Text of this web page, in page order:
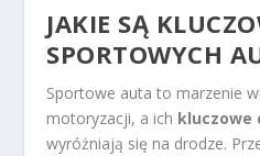
JAKIE SĄ
SPORTOWYCH
Sportowe auta to marzenie
motoryzacji, a ich kluczowe
wyróżniają się na drodze.